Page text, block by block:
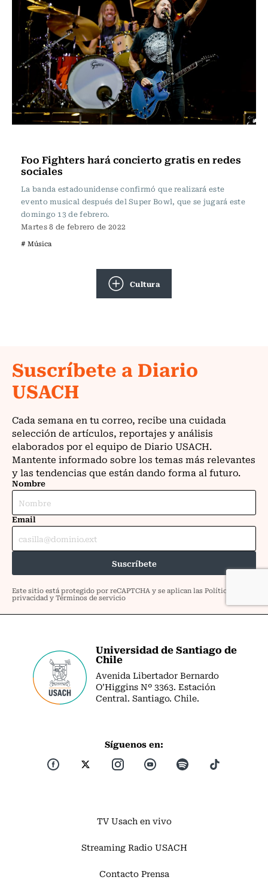
Foo Fighters hará concierto gratis en redes
sociales
La banda estadounidense confirmó que realizará este
evento musical después del Super Bowl, que se jugará este
domingo 13 de febrero.
Martes 8 de febrero de 2022
# Música
Cultura
Universidad de Santiago de
Chile
Avenida Libertador Bernardo
O’Higgins Nº 3363. Estación
Central. Santiago. Chile.
Síguenos en:
TV Usach en vivo
Streaming Radio USACH
Contacto Prensa